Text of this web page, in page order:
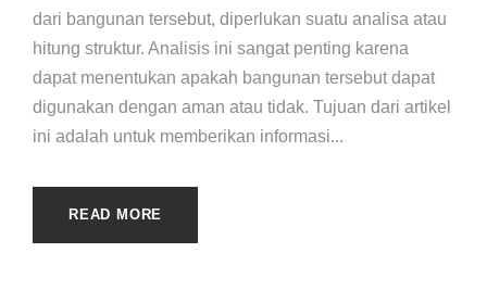
dari bangunan tersebut, diperlukan suatu analisa atau
hitung struktur. Analisis ini sangat penting karena
dapat menentukan apakah bangunan tersebut dapat
digunakan dengan aman atau tidak. Tujuan dari artikel
ini adalah untuk memberikan informasi...
READ MORE